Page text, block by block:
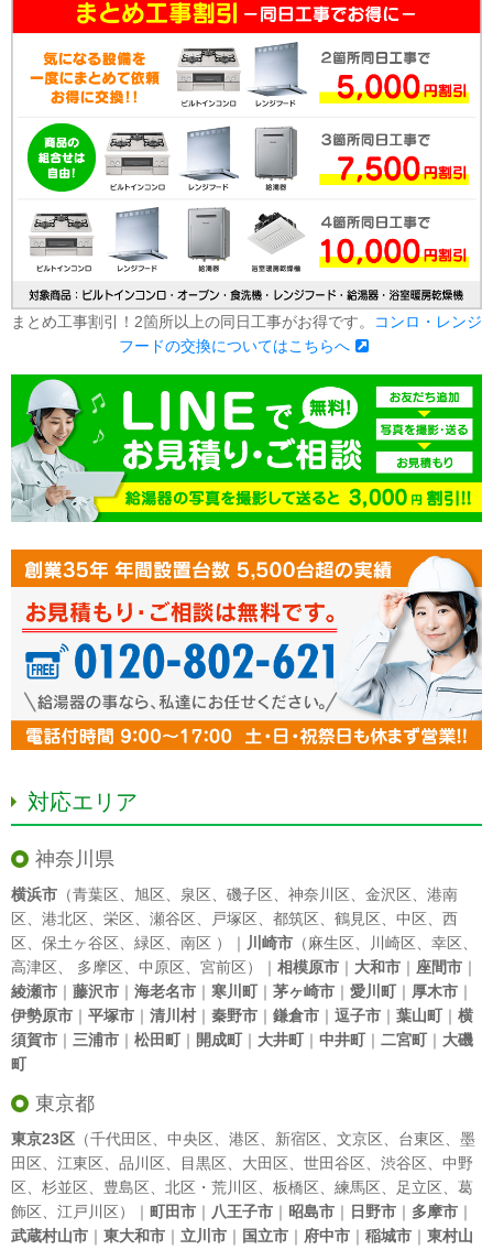
まとめ工事割引！2箇所以上の同日工事がお得です。
コンロ・レンジ
フードの交換についてはこちらへ
対応エリア
神奈川県
横浜市 （青葉区 旭区 泉区 磯子区 神奈川区 金沢区
港南
区
港北区 栄区 瀬谷区 戸塚区 都筑区 鶴見区 中区
西
区
保土ヶ谷区 緑区 南区 ）｜ 川崎市 （麻生区 川崎区 幸区
高津区
多摩区 中原区 宮前区）｜ 相模原市 ｜ 大和市 ｜ 座間市 ｜
綾瀬市 ｜ 藤沢市 ｜ 海老名市 ｜ 寒川町｜ 茅ヶ崎市 ｜ 愛川町｜ 厚木市 ｜
伊勢原市 ｜ 平塚市 ｜ 清川村｜ 秦野市 ｜ 鎌倉市 ｜ 逗子市 ｜ 葉山町｜ 横
須賀市 ｜ 三浦市 ｜ 松田町｜ 開成町｜ 大井町｜ 中井町｜ 二宮町｜ 大磯
町
東京都
東京23区 （千代田区 中央区 港区 新宿区 文京区 台東区
墨
田区
江東区 品川区 目黒区 大田区 世田谷区 渋谷区
中野
区
杉並区 豊島区 北区 ・ 荒川区 板橋区 練馬区 足立区
葛
飾区
江戸川区）｜ 町田市 ｜ 八王子市 ｜ 昭島市 ｜ 日野市 ｜ 多摩市 ｜
武蔵村山市 ｜ 東大和市 ｜ 立川市 ｜ 国立市 ｜ 府中市 ｜ 稲城市 ｜ 東村山